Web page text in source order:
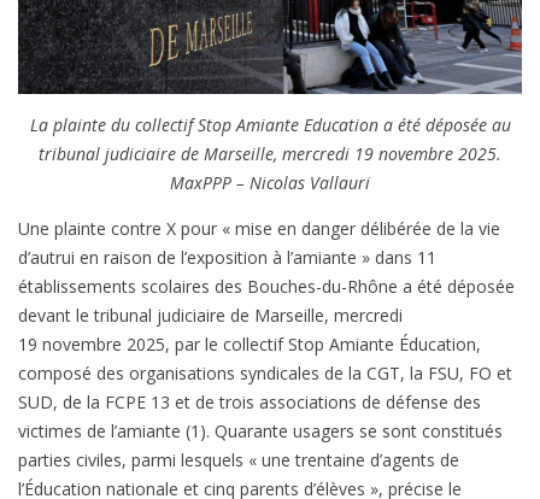
La plainte du collectif Stop Amiante Education a été déposée au
tribunal judiciaire de Marseille, mercredi 19 novembre 2025.
MaxPPP – Nicolas Vallauri
Une plainte contre X pour « mise en danger délibérée de la vie
d’autrui en raison de l’exposition à l’amiante » dans 11
établissements scolaires des Bouches-du-Rhône a été déposée
devant le tribunal judiciaire de Marseille, mercredi
19 novembre 2025, par le collectif Stop Amiante Éducation,
composé des organisations syndicales de la CGT, la FSU, FO et
SUD, de la FCPE 13 et de trois associations de défense des
victimes de l’amiante (1). Quarante usagers se sont constitués
parties civiles, parmi lesquels « une trentaine d’agents de
l’Éducation nationale et cinq parents d’élèves », précise le